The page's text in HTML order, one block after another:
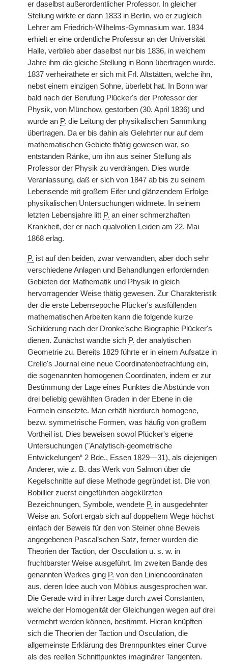
er daselbst außerordentlicher Professor. In gleicher
Stellung wirkte er dann 1833 in Berlin, wo er zugleich
Lehrer am Friedrich-Wilhelms-Gymnasium war. 1834
erhielt er eine ordentliche Professur an der Universität
Halle, verblieb aber daselbst nur bis 1836, in welchem
Jahre ihm die gleiche Stellung in Bonn übertragen wurde.
1837 verheirathete er sich mit Frl. Altstätten, welche ihn,
nebst einem einzigen Sohne, überlebt hat. In Bonn war
bald nach der Berufung Plücker's der Professor der
Physik, von Münchow, gestorben (30. April 1836) und
wurde an P. die Leitung der physikalischen Sammlung
übertragen. Da er bis dahin als Gelehrter nur auf dem
mathematischen Gebiete thätig gewesen war, so
entstanden Ränke, um ihn aus seiner Stellung als
Professor der Physik zu verdrängen. Dies wurde
Veranlassung, daß er sich von 1847 ab bis zu seinem
Lebensende mit großem Eifer und glänzendem Erfolge
physikalischen Untersuchungen widmete. In seinem
letzten Lebensjahre litt P. an einer schmerzhaften
Krankheit, der er nach qualvollen Leiden am 22. Mai
1868 erlag.
P. ist auf den beiden, zwar verwandten, aber doch sehr
verschiedene Anlagen und Behandlungen erfordernden
Gebieten der Mathematik und Physik in gleich
hervorragender Weise thätig gewesen. Zur Charakteristik
der die erste Lebensepoche Plücker's ausfüllenden
mathematischen Arbeiten kann die folgende kurze
Schilderung nach der Dronke’sche Biographie Plücker's
dienen. Zunächst wandte sich P. der analytischen
Geometrie zu. Bereits 1829 führte er in einem Aufsatze in
Crelle's Journal eine neue Coordinatenbetrachtung ein,
die sogenannten homogenen Coordinaten, indem er zur
Bestimmung der Lage eines Punktes die Abstünde von
drei beliebig gewählten Graden in der Ebene in die
Formeln einsetzte. Man erhält hierdurch homogene,
bezw. symmetrische Formen, was häufig von großem
Vortheil ist. Dies beweisen sowol Plücker's eigene
Untersuchungen ("Analytisch-geometrische
Entwickelungen“ 2 Bde., Essen 1829—31), als diejenigen
Anderer, wie z. B. das Werk von Salmon über die
Kegelschnitte auf diese Methode gegründet ist. Die von
Bobillier zuerst eingeführten abgekürzten
Bezeichnungen, Symbole, wendete P. in ausgedehnter
Weise an. Sofort ergab sich auf doppeltem Wege höchst
einfach der Beweis für den von Steiner ohne Beweis
angegebenen Pascal’schen Satz, ferner wurden die
Theorien der Taction, der Osculation u. s. w. in
fruchtbarster Weise ausgeführt. Im zweiten Bande des
genannten Werkes ging P. von den Liniencoordinaten
aus, deren Idee auch von Möbius ausgesprochen war.
Die Gerade wird in ihrer Lage durch zwei Constanten,
welche der Homogenität der Gleichungen wegen auf drei
vermehrt werden können, bestimmt. Hieran knüpften
sich die Theorien der Taction und Osculation, die
allgemeinste Erklärung des Brennpunktes einer Curve
als des reellen Schnittpunktes imaginärer Tangenten.